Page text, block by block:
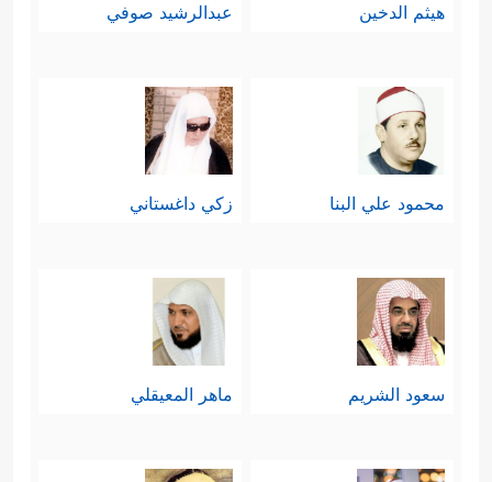
هيثم الدخين عبدالرشيد صوفي
محمود علي البنا زكي داغستاني
سعود الشريم ماهر المعيقلي